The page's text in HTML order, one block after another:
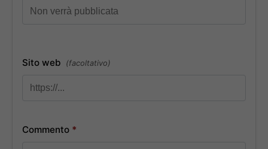
Sito web (facoltativo)
Commento *